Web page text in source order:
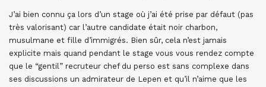
J’ai bien connu ça lors d’un stage où j’ai été prise par défaut (pas
très valorisant) car l’autre candidate était noir charbon,
musulmane et fille d’immigrés. Bien sûr, cela n’est jamais
explicite mais quand pendant le stage vous vous rendez compte
que le “gentil” recruteur chef du perso est sans complexe dans
ses discussions un admirateur de Lepen et qu’il n’aime que les